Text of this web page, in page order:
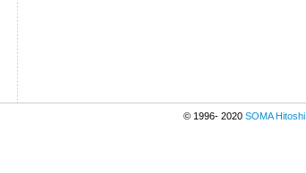
© 1996- 2020 SOMA Hitoshi